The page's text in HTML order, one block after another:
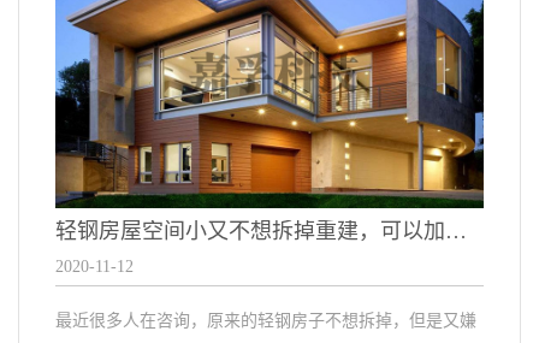
轻钢房屋空间小又不想拆掉重建，可以加盖一层可以吗？
2020-11-12
最近很多人在咨询，原来的轻钢房子不想拆掉，但是又嫌